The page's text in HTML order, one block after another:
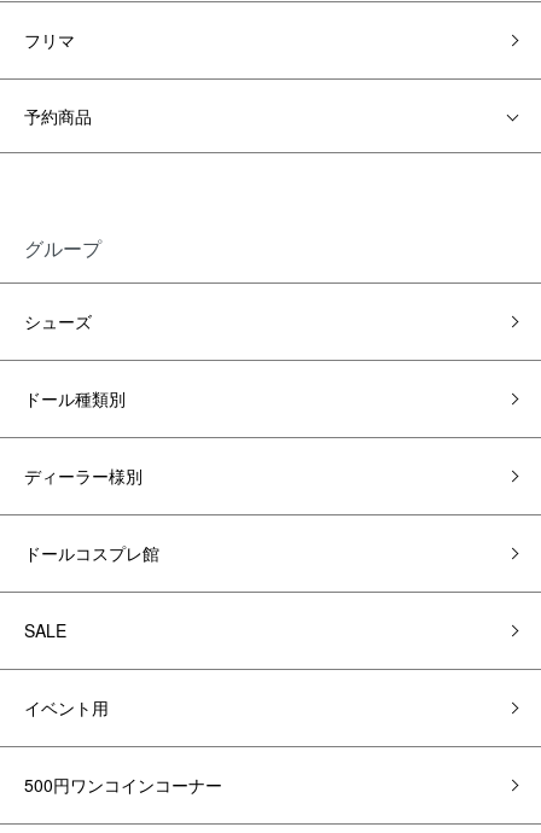
フリマ
予約商品
グループ
シューズ
ドール種類別
ディーラー様別
ドールコスプレ館
SALE
イベント用
500円ワンコインコーナー